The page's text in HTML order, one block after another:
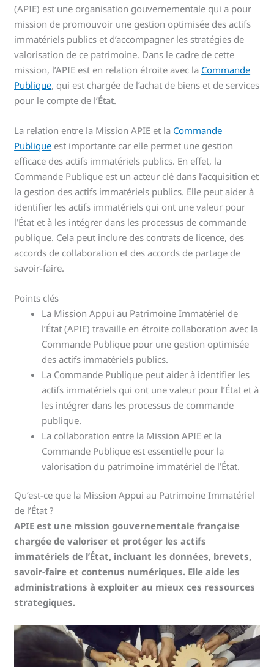
(APIE) est une organisation gouvernementale qui a pour
mission de promouvoir une gestion optimisée des actifs
immatériels publics et d’accompagner les stratégies de
valorisation de ce patrimoine. Dans le cadre de cette
mission, l’APIE est en relation étroite avec la Commande
Publique, qui est chargée de l’achat de biens et de services
pour le compte de l’État.
La relation entre la Mission APIE et la Commande
Publique est importante car elle permet une gestion
efficace des actifs immatériels publics. En effet, la
Commande Publique est un acteur clé dans l’acquisition et
la gestion des actifs immatériels publics. Elle peut aider à
identifier les actifs immatériels qui ont une valeur pour
l’État et à les intégrer dans les processus de commande
publique. Cela peut inclure des contrats de licence, des
accords de collaboration et des accords de partage de
savoir-faire.
Points clés
La Mission Appui au Patrimoine Immatériel de
l’État (APIE) travaille en étroite collaboration avec la
Commande Publique pour une gestion optimisée
des actifs immatériels publics.
La Commande Publique peut aider à identifier les
actifs immatériels qui ont une valeur pour l’État et à
les intégrer dans les processus de commande
publique.
La collaboration entre la Mission APIE et la
Commande Publique est essentielle pour la
valorisation du patrimoine immatériel de l’État.
Qu’est-ce que la Mission Appui au Patrimoine Immatériel
de l’État ?
APIE est une mission gouvernementale française
chargée de valoriser et protéger les actifs
immatériels de l’État, incluant les données, brevets,
savoir-faire et contenus numériques. Elle aide les
administrations à exploiter au mieux ces ressources
strategiques.